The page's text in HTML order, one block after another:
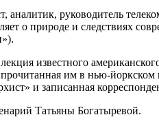
аналитик, руководитель
о природе и следствиях
известного
им в нью-йоркском
и записанная
Татьяны Богатыревой.